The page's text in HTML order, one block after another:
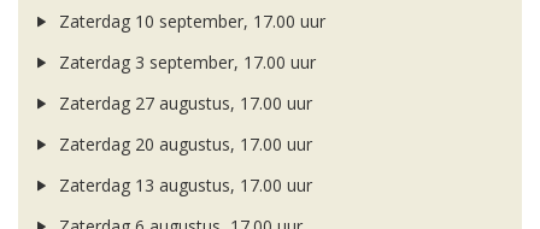
Zaterdag 10 september, 17.00 uur
Zaterdag 3 september, 17.00 uur
Zaterdag 27 augustus, 17.00 uur
Zaterdag 20 augustus, 17.00 uur
Zaterdag 13 augustus, 17.00 uur